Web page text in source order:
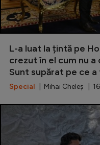
L-a luat la țintă pe
crezut în el cum nu
Sunt supărat pe ce a
Special | Mihai Cheleș |